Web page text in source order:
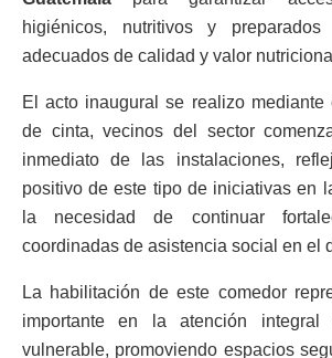
higiénicos, nutritivos y preparados
adecuados de calidad y valor
El acto inaugural se realizo mediante
de cinta, vecinos del sector
inmediato de las instalaciones,
positivo de este tipo de iniciativas en
la necesidad de continuar
coordinadas de asistencia social en el
La habilitación de este comedor
importante en la atención
vulnerable, promoviendo espacios